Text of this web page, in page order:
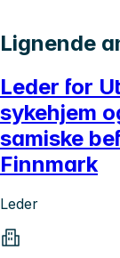
Lignende
Leder for
sykehjem
samiske
Finnmark
Leder